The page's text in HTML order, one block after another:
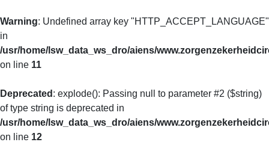
Warning: Undefined array key "HTTP_ACCEPT_LANGUAGE"
in
/usr/home/lsw_data_ws_dro/aiens/
on line 11
Deprecated : explode(): Passing null to parameter #2 ($string)
of type string is deprecated in
/usr/home/lsw_data_ws_dro/aiens/
on line 12